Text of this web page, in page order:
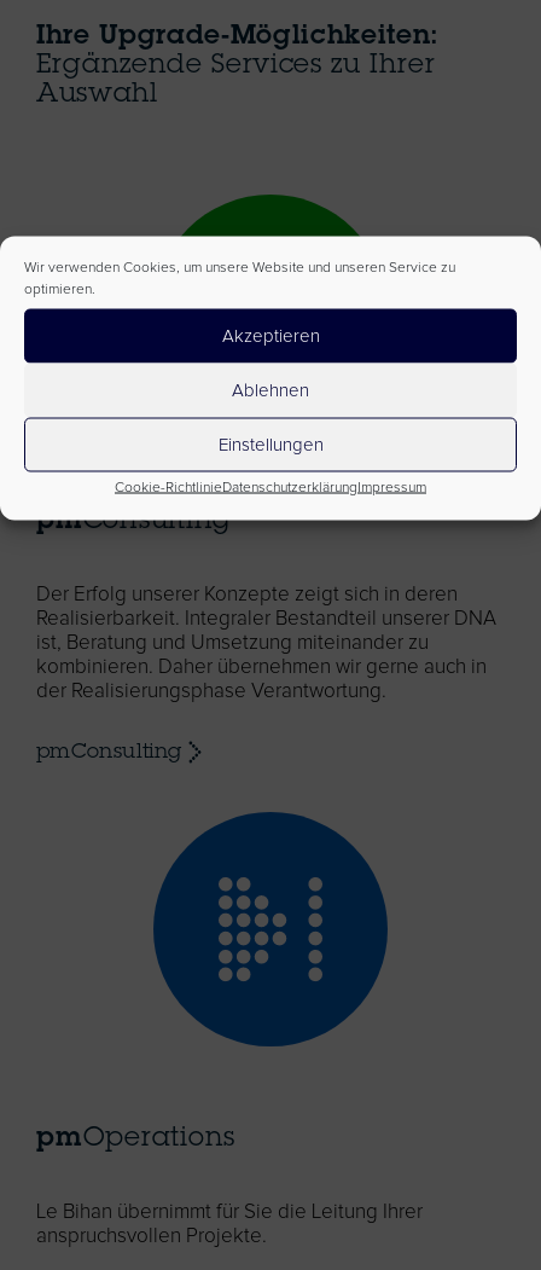
Wir verwenden Cookies, um unsere Website und unseren Service zu
optimieren.
Akzeptieren
Ablehnen
Einstellungen
Cookie-RichtlinieDatenschutzerklärung Impressum
Ihre Upgrade-Möglichkeiten:
Ergänzende Services zu Ihrer
Auswahl
pmConsulting
Der Erfolg unserer Konzepte zeigt sich in deren
Realisierbarkeit. Integraler Bestandteil unserer DNA
ist, Beratung und Umsetzung miteinander zu
kombinieren. Daher übernehmen wir gerne auch in
der Realisierungsphase Verantwortung.
pmConsulting
pmOperations
Le Bihan übernimmt für Sie die Leitung Ihrer
anspruchsvollen Projekte.